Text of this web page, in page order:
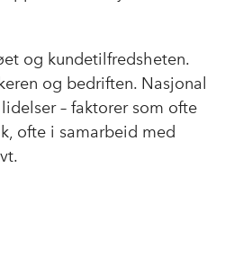
og kundetilfredsheten.
og bedriften. Nasjonal
– faktorer som ofte
ofte i samarbeid med